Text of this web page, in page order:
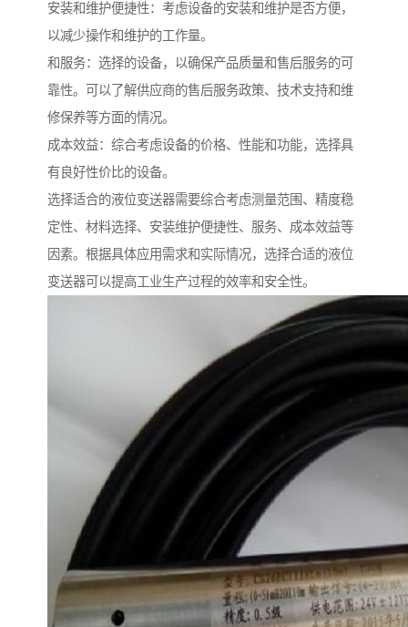
安装和维护便捷性：考虑设备的安装和维护是否方便，
以减少操作和维护的工作量。
和服务：选择的设备，以确保产品质量和售后服务的可
靠性。可以了解供应商的售后服务政策、技术支持和维
修保养等方面的情况。
成本效益：综合考虑设备的价格、性能和功能，选择具
有良好性价比的设备。
选择适合的液位变送器需要综合考虑测量范围、精度稳
定性、材料选择、安装维护便捷性、服务、成本效益等
因素。根据具体应用需求和实际情况，选择合适的液位
变送器可以提高工业生产过程的效率和安全性。